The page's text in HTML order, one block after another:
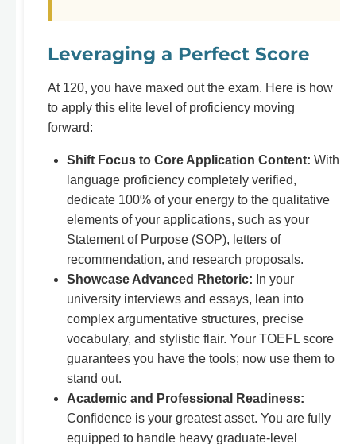
Leveraging a Perfect Score
At 120, you have maxed out the exam. Here is how
to apply this elite level of proficiency moving
forward:
Shift Focus to Core Application Content: With
language proficiency completely verified,
dedicate 100% of your energy to the qualitative
elements of your applications, such as your
Statement of Purpose (SOP), letters of
recommendation, and research proposals.
Showcase Advanced Rhetoric: In your
university interviews and essays, lean into
complex argumentative structures, precise
vocabulary, and stylistic flair. Your TOEFL score
guarantees you have the tools; now use them to
stand out.
Academic and Professional Readiness:
Confidence is your greatest asset. You are fully
equipped to handle heavy graduate-level